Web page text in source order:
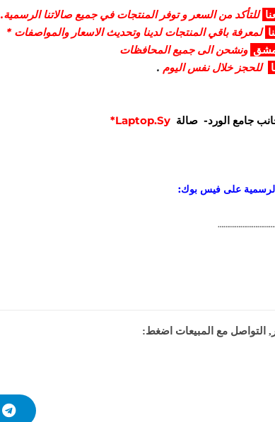
للتأكد من السعر و توفر المنتجات في جميع صالاتنا الرسمية.
لمعرفة باقي المنتجات لدينا وتحديث الاسعار والمواصفات *
ونشحن الى جميع المحافظات
للحجز خلال نفس اليوم .
جامع الورد- صالة
الرسمية على فيس بوك:
التواصل مع المبيعات اضغط: